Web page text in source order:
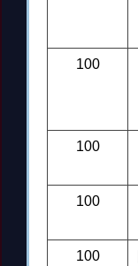
100
100
100
100